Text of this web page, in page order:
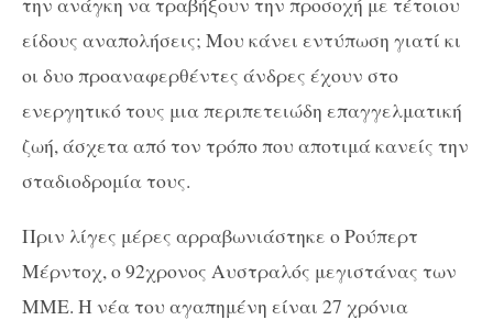
είδους αναπολήσεις; Μου κάνει εντύπωση γιατί κι
οι δυο προαναφερθέντες άνδρες έχουν στο
ενεργητικό τους μια περιπετειώδη επαγγελματική
ζωή, άσχετα από τον τρόπο που αποτιμά κανείς την
σταδιοδρομία τους.
Πριν λίγες μέρες αρραβωνιάστηκε ο Ρούπερτ
Μέρντοχ, ο 92χρονος Αυστραλός μεγιστάνας των
ΜΜΕ. Η νέα του αγαπημένη είναι 27 χρόνια